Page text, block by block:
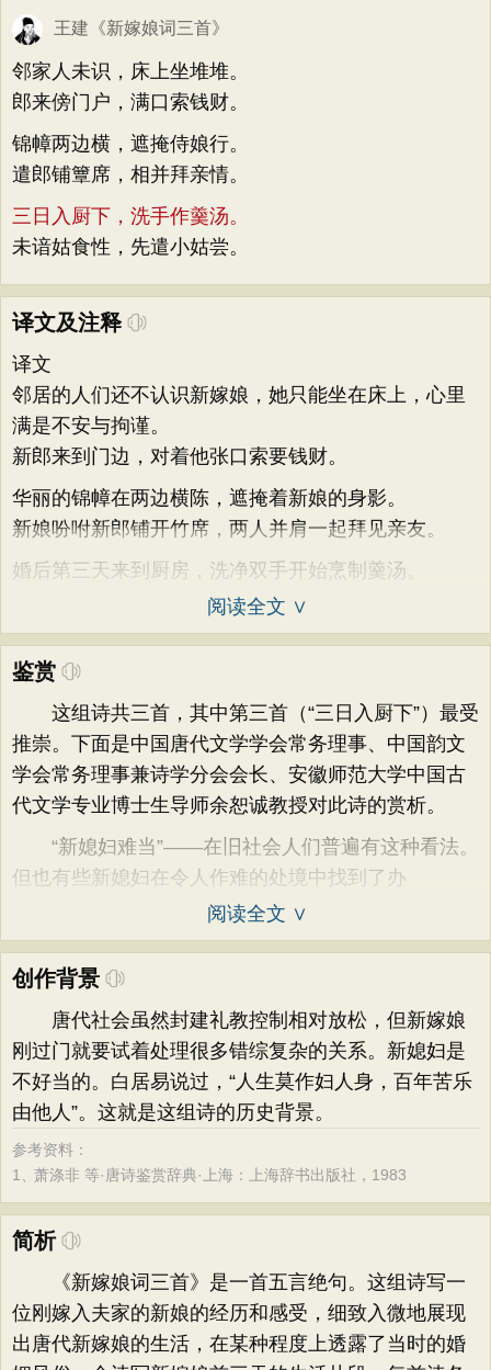
王建 《新嫁娘词三首》
邻家人未识，床上坐堆堆。
郎来傍门户，满口索钱财。
锦幛两边横，遮掩侍娘行。
遣郎铺簟席，相并拜亲情。
三日入厨下，洗手作羹汤。
未谙姑食性，先遣小姑尝。
译文及注释
译文
邻居的人们还不认识新嫁娘，她只能坐在床上，心里
满是不安与拘谨。
新郎来到门边，对着他张口索要钱财。
华丽的锦幛在两边横陈，遮掩着新娘的身影。
新娘吩咐新郎铺开竹席，两人并肩一起拜见亲友。
婚后第三天来到厨房，洗净双手开始烹制羹汤。
阅读全文 ∨
鉴赏
这组诗共三首，其中第三首（“三日入厨下”）最受
推崇。下面是中国唐代文学学会常务理事、中国韵文
学会常务理事兼诗学分会会长、安徽师范大学中国古
代文学专业博士生导师余恕诚教授对此诗的赏析。
“新媳妇难当”——在旧社会人们普遍有这种看法。
但也有些新媳妇在令人作难的处境中找到了办
阅读全文 ∨
创作背景
唐代社会虽然封建礼教控制相对放松，但新嫁娘
刚过门就要试着处理很多错综复杂的关系。新媳妇是
不好当的。白居易说过，“人生莫作妇人身，百年苦乐
由他人”。这就是这组诗的历史背景。
参考资料：
1、萧涤非 等·唐诗鉴赏辞典·上海：上海辞书出版社，1983
简析
《新嫁娘词三首》是一首五言绝句。这组诗写一
位刚嫁入夫家的新娘的经历和感受，细致入微地展现
出唐代新嫁娘的生活，在某种程度上透露了当时的婚